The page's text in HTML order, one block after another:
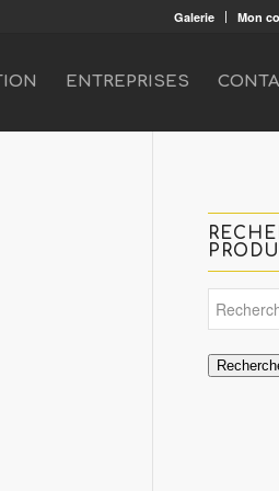
Galerie Mon
ENTREPRISES